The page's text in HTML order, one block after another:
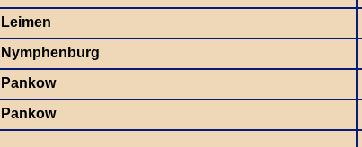
Leimen
Nymphenburg
Pankow
Pankow